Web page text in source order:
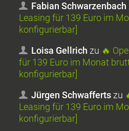
Fabian Schwarzenbach
Leasing für 139 Euro im
konfigurierbar]
Loisa Gellrich zu 🔥
für 139 Euro im Monat
konfigurierbar]
Jürgen Schwaffertszu
Leasing für 139 Euro im
konfigurierbar]